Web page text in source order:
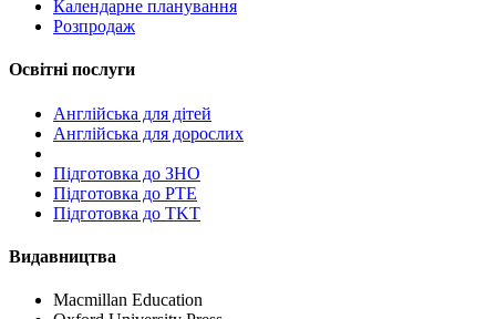
Календарне планування
Розпродаж
Освітні послуги
Англійська для дітей
Англійська для дорослих
Пiдготовка до ЗНО
Підготовка до PTE
Підготовка до TKT
Видавництва
Macmillan Education